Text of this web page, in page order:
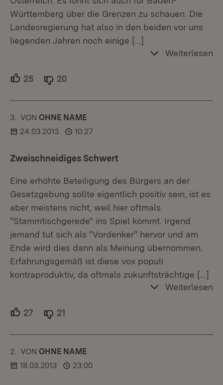
Württemberg über die Grenzen zu schauen. Die
Landesregierung hat also in den beiden vor uns
liegenden Jahren noch einige […]
Weiterlesen
25 Unterstützer.
20
3. KOMMENTAR
VON :OHNE NAME
24.03.2013
10:27
Zweischneidiges Schwert
Eine erhöhte Beteiligung des Bürgers an der
Gesetzgebung sollte eigentlich positiv sein, ist es
aber meistens nicht, weil hier oftmals
"Stammtischgerede" ins Spiel kommt. Irgend
jemand tut sich als "Vordenker" hervor und am
Ende wird dies dann als Meinung übernommen.
Erfahrungsgemäß ist diese vox populi
kontraproduktiv, da oftmals zukunftsträchtige […]
Weiterlesen
27 Unterstützer.
21
2. KOMMENTAR
VON :OHNE NAME
18.03.2013
23:00